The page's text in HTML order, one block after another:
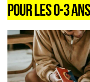
POUR LES 0-3 ANS